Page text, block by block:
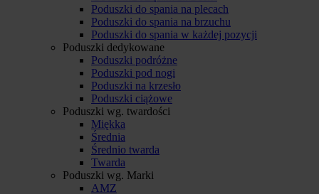
Poduszki do spania na plecach
Poduszki do spania na brzuchu
Poduszki do spania w każdej pozycji
Poduszki dedykowane
Poduszki podróżne
Poduszki pod nogi
Poduszki na krzesło
Poduszki ciążowe
Poduszki wg. twardości
Miękka
Średnia
Średnio twarda
Twarda
Poduszki wg. Marki
AMZ